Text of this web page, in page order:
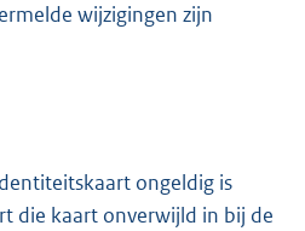
wijzigingen zijn
ongeldig is
die kaart onverwijld in bij de